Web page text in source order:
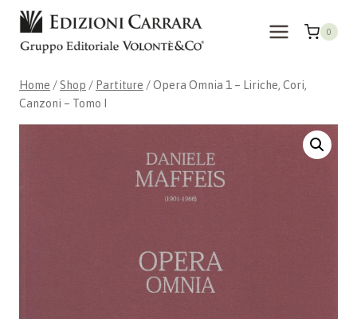
Skip
content
0
Home / Shop / Partiture /Opera Omnia 1 – Liriche, Cori,
Canzoni – Tomo I